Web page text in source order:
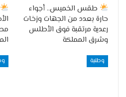
طقس الخميس.. أجواء
حارة بعدد من الجهات وزخات
رعدية مرتقبة فوق الأطلس
وشرق المملكة
وطنية